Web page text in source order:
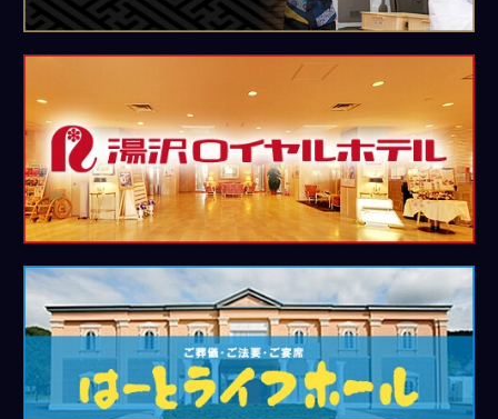
ロ
イ
ル
ホ
テ
ル
は
ー
ラ
フ
ホ